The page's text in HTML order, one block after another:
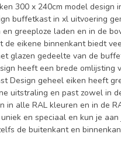
300 x 240cm model
buffetkast in xl uitvoering
greeploze laden en in de
eikene binnenkant biedt
glazen gedeelte van de
heeft een brede
Design geheel eiken heeft
uitstraling en past zowel in
in alle RAL kleuren en in de
en speciaal en kun je
de buitenkant en